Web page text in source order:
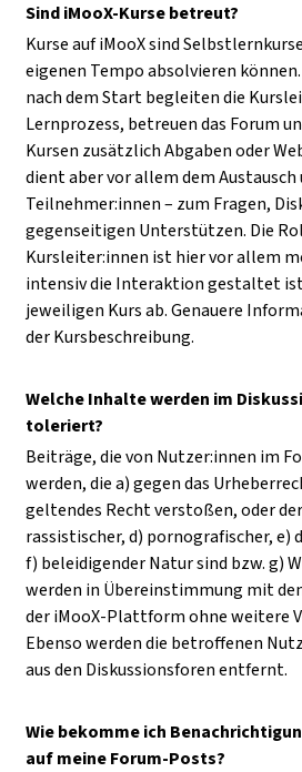
Sind iMooX-Kurse betreut?
Kurse auf iMooX sind
eigenen Tempo absolvieren
nach dem Start begleiten die
Lernprozess, betreuen das Forum
Kursen zusätzlich Abgaben oder
dient aber vor allem dem Austausch
Teilnehmer:innen – zum Fragen,
gegenseitigen Unterstützen. Die
Kursleiter:innen ist hier vor allem
intensiv die Interaktion gestaltet
jeweiligen Kurs ab. Genauere
der Kursbeschreibung.
Welche Inhalte werden im
toleriert?
Beiträge, die von Nutzer:innen im
werden, die a) gegen das
geltendes Recht verstoßen, oder
rassistischer, d) pornografischer, e)
f) beleidigender Natur sind bzw. g)
werden in Übereinstimmung mit
der iMooX-Plattform ohne weitere
Ebenso werden die betroffenen
aus den Diskussionsforen entfernt.
Wie bekomme ich
auf meine Forum-Posts?